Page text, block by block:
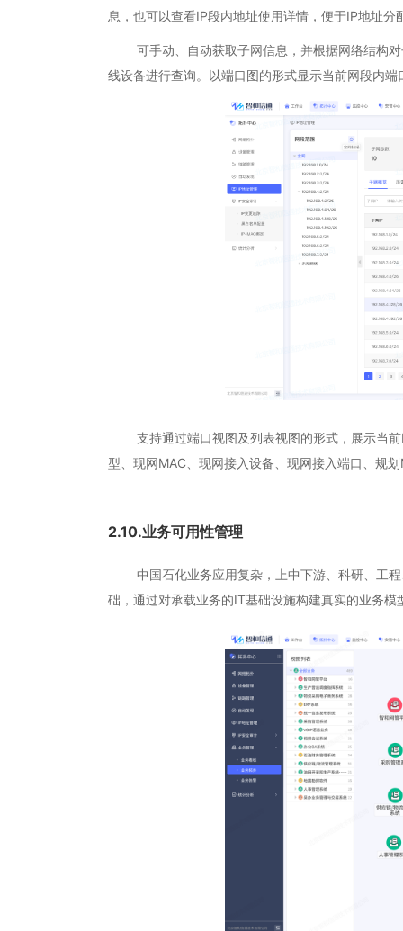
息，也可以查看IP段内地址使用详情，便于IP地址分
可手动、自动获取子网信息，并根据网络结构对
线设备进行查询。以端口图的形式显示当前网段内端
支持通过端口视图及列表视图的形式，展示当前
型、现网MAC、现网接入设备、现网接入端口、规
2.10.业务可用性管理
中国石化业务应用复杂，上中下游、科研、工程
础，通过对承载业务的IT基础设施构建真实的业务模